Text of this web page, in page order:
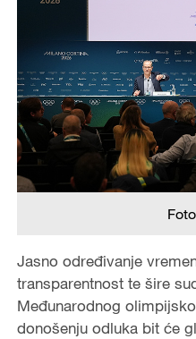
Jasno određivanje
transparentnost te šire
Međunarodnog
donošenju odluka bit će